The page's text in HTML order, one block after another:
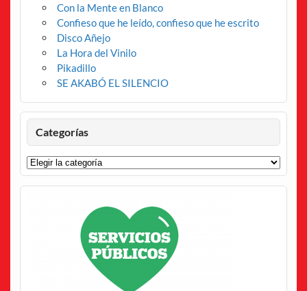
Con la Mente en Blanco
Confieso que he leído, confieso que he escrito
Disco Añejo
La Hora del Vinilo
Pikadillo
SE AKABÓ EL SILENCIO
Categorías
Categorías